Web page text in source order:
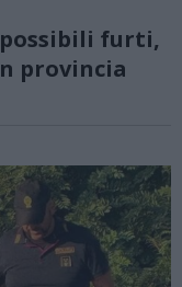
furti,
provincia